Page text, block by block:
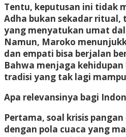
Tentu, keputusan ini tidak
Adha bukan sekadar
yang menyatukan umat
Namun, Maroko
dan empati bisa berjalan
Bahwa menjaga
tradisi yang tak lagi
Apa relevansinya bagi
Pertama, soal krisis
dengan pola cuaca yang